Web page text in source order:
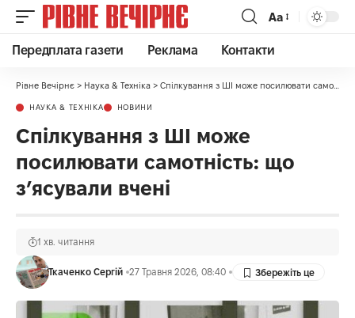
Аа
Передплата газети Реклама Контакти
Рівне Вечірнє > Наука & Техніка > Спілкування з ШІ може посилювати самотність: що з’ясували вчені
НАУКА & ТЕХНІКА НОВИНИ
Спілкування з ШІ може
посилювати самотність: що
з’ясували вчені
Ткаченко Сергій 27 Травня 2026, 08:40
1 хв. читання